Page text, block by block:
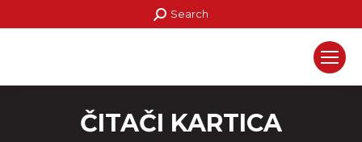
Search:
Search
ČITAČI KARTICA